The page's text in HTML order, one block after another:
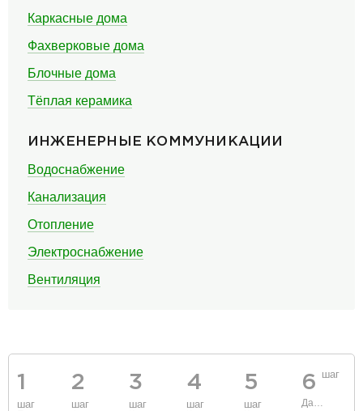
Каркасные дома
Фахверковые дома
Блочные дома
Тёплая керамика
ИНЖЕНЕРНЫЕ КОММУНИКАЦИИ
Водоснабжение
Канализация
Отопление
Электроснабжение
Вентиляция
1
шаг
2
шаг
3
шаг
4
шаг
5
шаг
6 шаг